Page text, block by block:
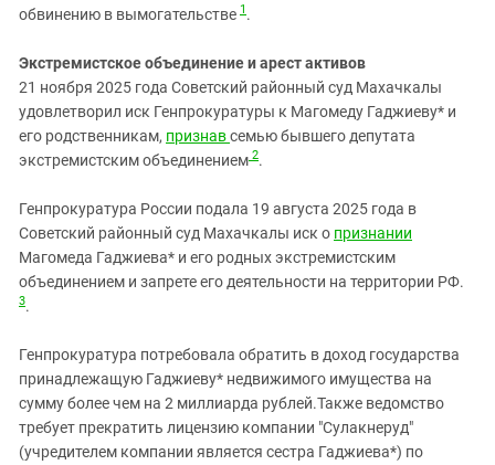
обвинению в вымогательстве 1 .
Экстремистское объединение и арест активов
21 ноября 2025 года Советский районный суд Махачкалы
удовлетворил иск Генпрокуратуры к Магомеду Гаджиеву* и
его родственникам, признавсемью бывшего депутата
экстремистским объединением 2.
Генпрокуратура России подала 19 августа 2025 года в
Советский районный суд Махачкалы иск о признании
Магомеда Гаджиева* и его родных экстремистским
объединением и запрете его деятельности на территории РФ.
3.
Генпрокуратура потребовала обратить в доход государства
принадлежащую Гаджиеву* недвижимого имущества на
сумму более чем на 2 миллиарда рублей.Также ведомство
требует прекратить лицензию компании "Сулакнеруд"
(учредителем компании является сестра Гаджиева*) по